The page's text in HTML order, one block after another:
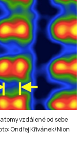
vzdálené od sebe
Ondřej Křivánek/Nion